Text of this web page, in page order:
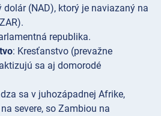
dolár (NAD), ktorý je naviazaný na
republika.
: Kresťanstvo (prevažne
sa aj domorodé
sa v juhozápadnej Afrike,
severe, so Zambiou na